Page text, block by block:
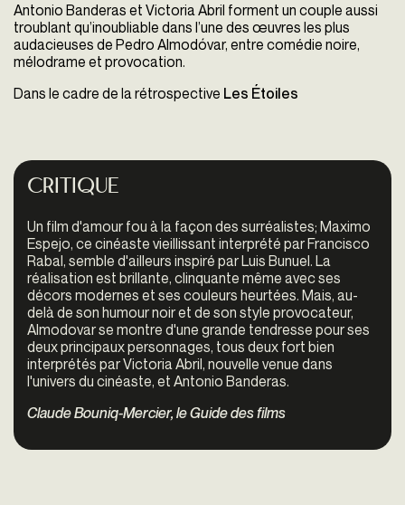
Antonio Banderas et Victoria Abril forment un couple aussi
troublant qu’inoubliable dans l’une des œuvres les plus
audacieuses de Pedro Almodóvar, entre comédie noire,
mélodrame et provocation.
Dans le cadre de la rétrospective Les Étoiles
Critique
Un film d'amour fou à la façon des surréalistes; Maximo
Espejo, ce cinéaste vieillissant interprété par Francisco
Rabal, semble d'ailleurs inspiré par Luis Bunuel. La
réalisation est brillante, clinquante même avec ses
décors modernes et ses couleurs heurtées. Mais, au-
delà de son humour noir et de son style provocateur,
Almodovar se montre d'une grande tendresse pour ses
deux principaux personnages, tous deux fort bien
interprétés par Victoria Abril, nouvelle venue dans
l'univers du cinéaste, et Antonio Banderas.
Claude Bouniq-Mercier, le Guide des films